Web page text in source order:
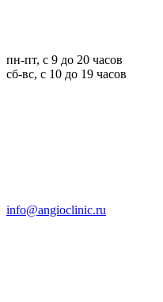
пн-пт, с 9 до 20 часов
сб-вс, с 10 до 19 часов
info@angioclinic.ru